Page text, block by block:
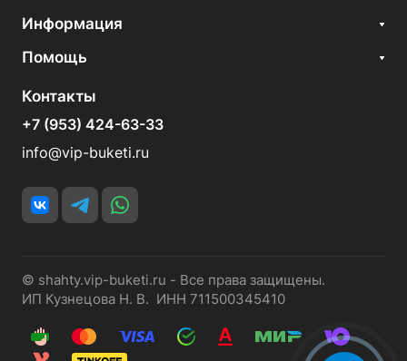
Информация
Помощь
Контакты
+7 (953) 424-63-33
info@vip-buketi.ru
© shahty.vip-buketi.ru - Все права защищены.
ИП Кузнецова Н. В. ИНН 711500345410